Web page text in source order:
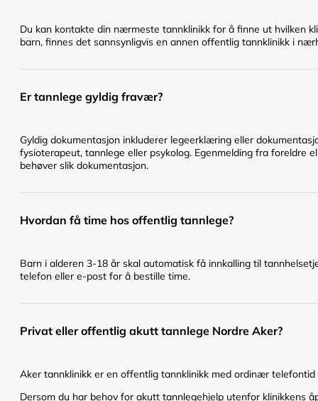
Du kan kontakte din nærmeste tannklinikk for å finne ut hvilken
barn, finnes det sannsynligvis en annen offentlig tannklinikk i
Er tannlege gyldig fravær?
Gyldig dokumentasjon inkluderer legeerklæring eller
fysioterapeut, tannlege eller psykolog. Egenmelding fra foreldre
behøver slik dokumentasjon.
Hvordan få time hos offentlig tannlege?
Barn i alderen 3-18 år skal automatisk få innkalling til
telefon eller e-post for å bestille time.
Privat eller offentlig akutt tannlege Nordre Aker?
Aker tannklinikk er en offentlig tannklinikk med ordinær telefontid
Dersom du har behov for akutt tannlegehjelp utenfor klinikkens